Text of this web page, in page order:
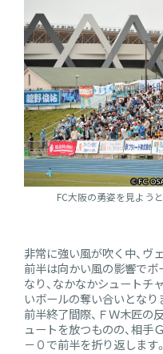
FC大阪の勇姿を見よう
非常に強い風が吹く中、ヴ
前半は向かい風の影響で
なり、なかなかシュートチ
いボールの奪い合いとなり
前半終了間際、ＦＷ木匠の
ュートを放つものの、相手
－０で前半を折り返します。